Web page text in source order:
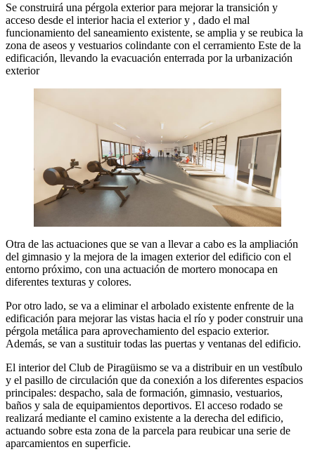
Se construirá una pérgola exterior para mejorar la transición y
acceso desde el interior hacia el exterior y , dado el mal
funcionamiento del saneamiento existente, se amplia y se reubica la
zona de aseos y vestuarios colindante con el cerramiento Este de la
edificación, llevando la evacuación enterrada por la urbanización
exterior
Otra de las actuaciones que se van a llevar a cabo es la ampliación
del gimnasio y la mejora de la imagen exterior del edificio con el
entorno próximo, con una actuación de mortero monocapa en
diferentes texturas y colores.
Por otro lado, se va a eliminar el arbolado existente enfrente de la
edificación para mejorar las vistas hacia el río y poder construir una
pérgola metálica para aprovechamiento del espacio exterior.
Además, se van a sustituir todas las puertas y ventanas del edificio.
El interior del Club de Piragüismo se va a distribuir en un vestíbulo
y el pasillo de circulación que da conexión a los diferentes espacios
principales: despacho, sala de formación, gimnasio, vestuarios,
baños y sala de equipamientos deportivos. El acceso rodado se
realizará mediante el camino existente a la derecha del edificio,
actuando sobre esta zona de la parcela para reubicar una serie de
aparcamientos en superficie.